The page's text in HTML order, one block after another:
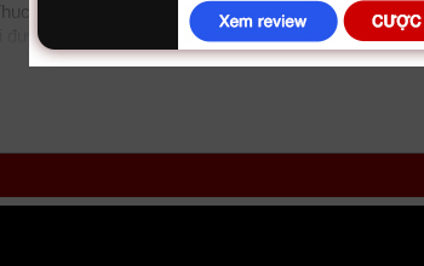
Koowongbundit, Apinun Prasertwattanakul,
vietsub thuyết minh Lồng tiếng bởi các
subnhanh nguonphim xemphimvndongphymtv Vẽ
luotphim vuighe hopphim webphim fullphim
phụ đề Vietsub nhanh nhất, xem online nhanh nhất.
SCTV GOTV FullHD mới nhất. Mời các bạn đón